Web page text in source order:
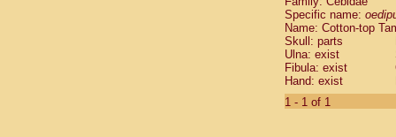
Cebidae
Cebidae
Cebidae
Cebidae
Cebidae
Cebidae
Cebidae
Specific name:
Name: Cotton-top
Skull: parts
Ulna: exist
Fibula: exist
Hand: exist
1 - 1 of 1